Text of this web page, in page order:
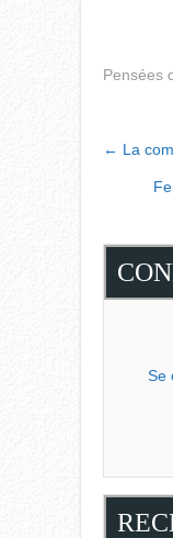
Pensées
← La
Se